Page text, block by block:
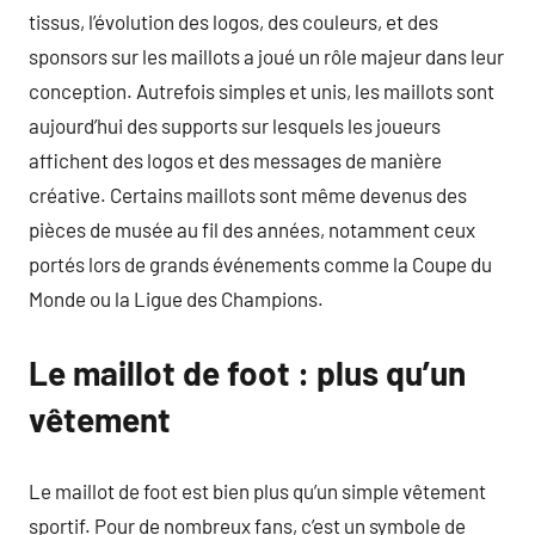
tissus, l’évolution des logos, des couleurs, et des
sponsors sur les maillots a joué un rôle majeur dans leur
conception. Autrefois simples et unis, les maillots sont
aujourd’hui des supports sur lesquels les joueurs
affichent des logos et des messages de manière
créative. Certains maillots sont même devenus des
pièces de musée au fil des années, notamment ceux
portés lors de grands événements comme la Coupe du
Monde ou la Ligue des Champions.
Le maillot de foot : plus qu’un
vêtement
Le maillot de foot est bien plus qu’un simple vêtement
sportif. Pour de nombreux fans, c’est un symbole de